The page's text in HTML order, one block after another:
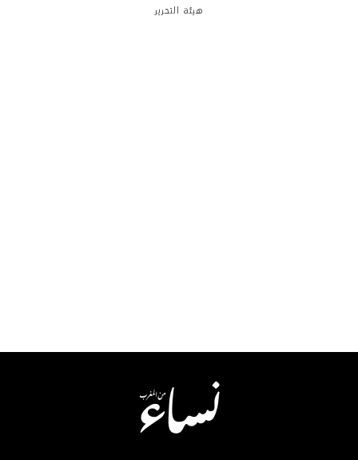
هيئة التحرير